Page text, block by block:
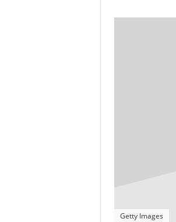
Getty Images